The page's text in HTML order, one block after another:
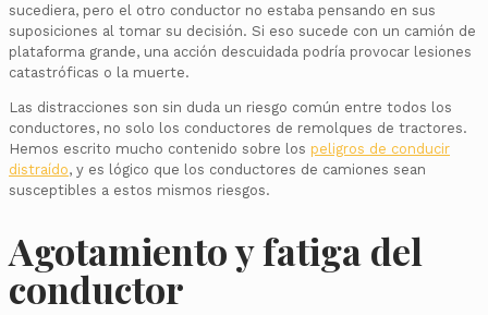
sucediera, pero el otro conductor no estaba pensando en sus
suposiciones al tomar su decisión. Si eso sucede con un camión de
plataforma grande, una acción descuidada podría provocar lesiones
catastróficas o la muerte.
Las distracciones son sin duda un riesgo común entre todos los
conductores, no solo los conductores de remolques de tractores.
Hemos escrito mucho contenido sobre los peligros de conducir
distraído, y es lógico que los conductores de camiones sean
susceptibles a estos mismos riesgos.
Agotamiento y fatiga del
conductor